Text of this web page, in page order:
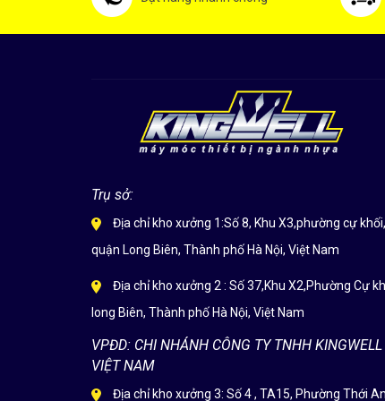
Trụ sở:
Địa chỉ kho xưởng 1:Số 8, Khu X3,phường cự khối,
quận Long Biên, Thành phố Hà Nội, Việt Nam
Địa chỉ kho xưởng 2 : Số 37,Khu X2,Phường Cự
long Biên, Thành phố Hà Nội, Việt Nam
VPĐD: CHI NHÁNH CÔNG TY TNHH KINGWELL
VIỆT NAM
Địa chỉ kho xưởng 3: Số 4 , TA15, Phường Thới